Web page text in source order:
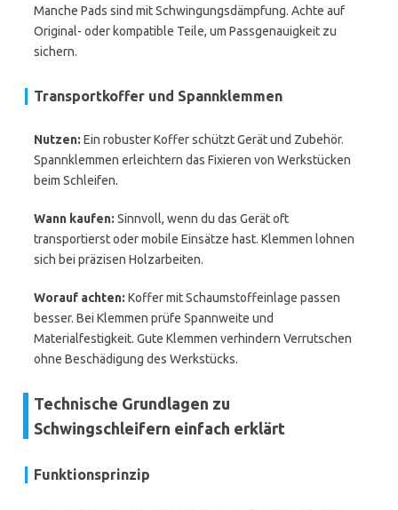
Manche Pads sind mit Schwingungsdämpfung. Achte auf
Original- oder kompatible Teile, um Passgenauigkeit zu
sichern.
Transportkoffer und Spannklemmen
Nutzen: Ein robuster Koffer schützt Gerät und Zubehör.
Spannklemmen erleichtern das Fixieren von Werkstücken
beim Schleifen.
Wann kaufen: Sinnvoll, wenn du das Gerät oft
transportierst oder mobile Einsätze hast. Klemmen lohnen
sich bei präzisen Holzarbeiten.
Worauf achten: Koffer mit Schaumstoffeinlage passen
besser. Bei Klemmen prüfe Spannweite und
Materialfestigkeit. Gute Klemmen verhindern Verrutschen
ohne Beschädigung des Werkstücks.
Technische Grundlagen zu
Schwingschleifern einfach erklärt
Funktionsprinzip